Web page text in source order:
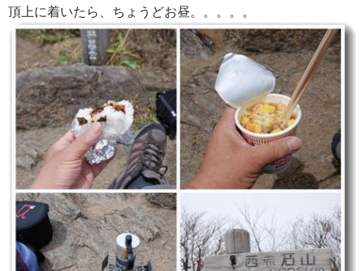
頂上に着いたら、ちょうどお昼。。。。。